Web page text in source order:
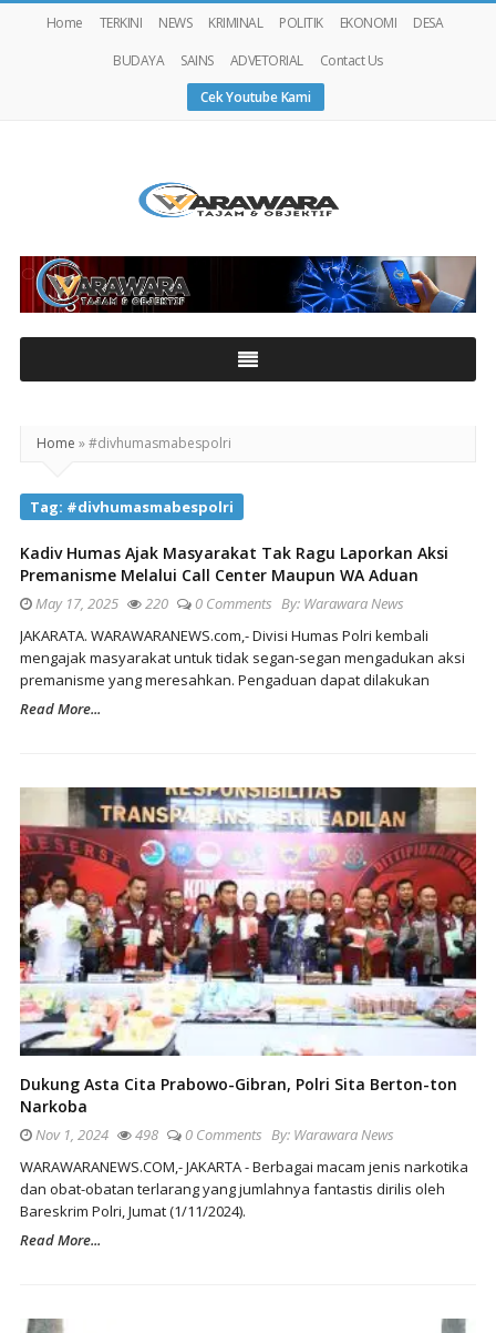
Home TERKINI NEWS KRIMINAL POLITIK EKONOMI
DESA
BUDAYA
SAINS ADVETORIAL
Contact Us
Cek Youtube Kami
Warawaranews
Home »#divhumasmabespolri
Tag: #divhumasmabespolri
Kadiv Humas Ajak Masyarakat Tak Ragu Laporkan Aksi
Premanisme Melalui Call Center Maupun WA Aduan
May 17, 2025 220 0 Comments By: Warawara News
JAKARATA. WARAWARANEWS.com,- Divisi Humas Polri kembali
mengajak masyarakat untuk tidak segan-segan mengadukan aksi
premanisme yang meresahkan. Pengaduan dapat dilakukan
Read More...
Dukung Asta Cita Prabowo-Gibran, Polri Sita Berton-ton
Narkoba
Nov 1, 2024 498 0 Comments By: Warawara News
WARAWARANEWS.COM,- JAKARTA - Berbagai macam jenis narkotika
dan obat-obatan terlarang yang jumlahnya fantastis dirilis oleh
Bareskrim Polri, Jumat (1/11/2024).
Read More...